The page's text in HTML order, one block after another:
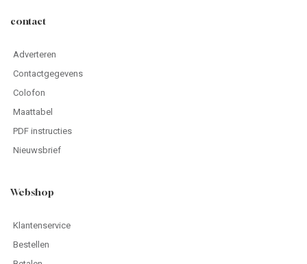
contact
Adverteren
Contactgegevens
Colofon
Maattabel
PDF instructies
Nieuwsbrief
Webshop
Klantenservice
Bestellen